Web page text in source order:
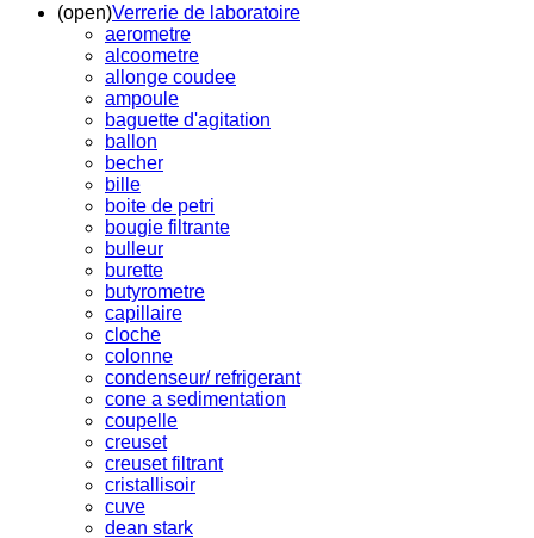
(open)Verrerie de laboratoire
aerometre
alcoometre
allonge coudee
ampoule
baguette d'agitation
ballon
becher
bille
boite de petri
bougie filtrante
bulleur
burette
butyrometre
capillaire
cloche
colonne
condenseur/ refrigerant
cone a sedimentation
coupelle
creuset
creuset filtrant
cristallisoir
cuve
dean stark